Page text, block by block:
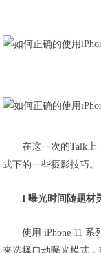
在这一次的Talk上
式下的一些摄影技巧。
I 曝光时间随题材
使用 iPhone 11
来选择自动曝光模式，